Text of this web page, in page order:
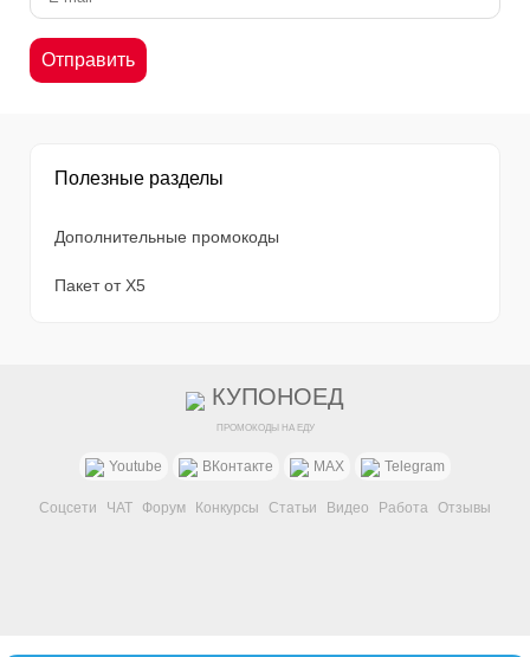
Полезные разделы
Дополнительные промокоды
Пакет от X5
КУПОНОЕД
ПРОМОКОДЫ НА ЕДУ
Youtube ВКонтакте MAX Telegram
Соцсети ЧАТ Форум Конкурсы Статьи Видео Работа Отзывы